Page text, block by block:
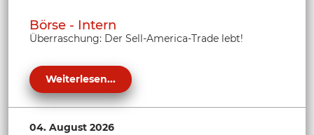
Börse - Intern
Überraschung: Der Sell-America-Trade lebt!
Weiterlesen...
04. August 2026